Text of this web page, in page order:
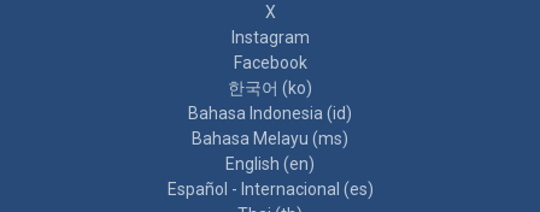
X
Instagram
Facebook
한국어 ‎(ko)‎
Bahasa Indonesia ‎(id)‎
Bahasa Melayu ‎(ms)‎
English ‎(en)‎
Español - Internacional ‎(es)‎